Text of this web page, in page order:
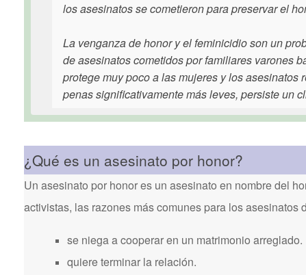
los asesinatos se cometieron para preservar el
La venganza de honor y el feminicidio son un
de asesinatos cometidos por familiares varones
protege muy poco a las mujeres y los
penas significativamente más leves, persiste un
¿Qué es un asesinato por honor?
Un asesinato por honor es un asesinato en nombre del
activistas, las razones más comunes para los asesinatos
se niega a cooperar en un matrimonio arreglado.
quiere terminar la relación.